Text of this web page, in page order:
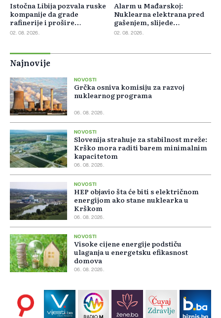
Istočna Libija pozvala ruske
kompanije da grade
rafinerije i prošire
energetsku saradnju
02. 08. 2026.
Alarm u Mađarskoj:
Nuklearna elektrana pred
gašenjem, slijede
restrikcije struje i vode
02. 08. 2026.
Najnovije
NOVOSTI
Grčka osniva komisiju za razvoj
nuklearnog programa
06. 08. 2026.
NOVOSTI
Slovenija strahuje za stabilnost mreže:
Krško mora raditi barem minimalnim
kapacitetom
06. 08. 2026.
NOVOSTI
HEP objavio šta će biti s električnom
energijom ako stane nuklearka u
Krškom
06. 08. 2026.
NOVOSTI
Visoke cijene energije podstiču
ulaganja u energetsku efikasnost
domova
06. 08. 2026.